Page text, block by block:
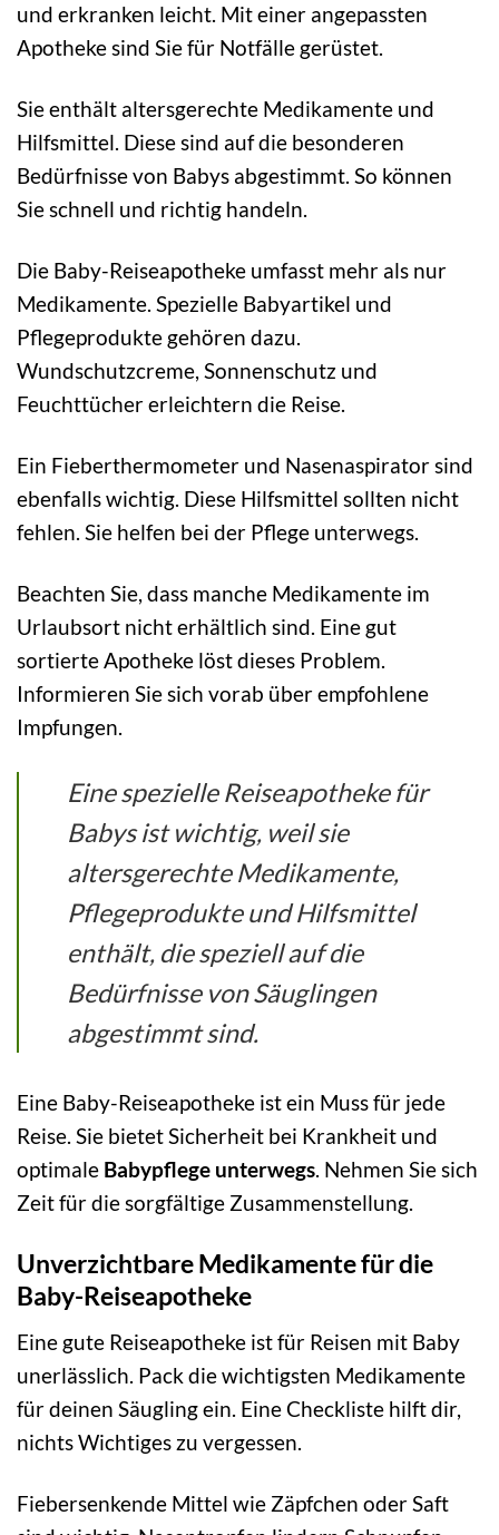
und erkranken leicht. Mit einer angepassten
Apotheke sind Sie für Notfälle gerüstet.
Sie enthält altersgerechte Medikamente und
Hilfsmittel. Diese sind auf die besonderen
Bedürfnisse von Babys abgestimmt. So können
Sie schnell und richtig handeln.
Die Baby-Reiseapotheke umfasst mehr als nur
Medikamente. Spezielle Babyartikel und
Pflegeprodukte gehören dazu.
Wundschutzcreme, Sonnenschutz und
Feuchttücher erleichtern die Reise.
Ein Fieberthermometer und Nasenaspirator sind
ebenfalls wichtig. Diese Hilfsmittel sollten nicht
fehlen. Sie helfen bei der Pflege unterwegs.
Beachten Sie, dass manche Medikamente im
Urlaubsort nicht erhältlich sind. Eine gut
sortierte Apotheke löst dieses Problem.
Informieren Sie sich vorab über empfohlene
Impfungen.
Eine spezielle Reiseapotheke für
Babys ist wichtig, weil sie
altersgerechte Medikamente,
Pflegeprodukte und Hilfsmittel
enthält, die speziell auf die
Bedürfnisse von Säuglingen
abgestimmt sind.
Eine Baby-Reiseapotheke ist ein Muss für jede
Reise. Sie bietet Sicherheit bei Krankheit und
optimale Babypflege unterwegs. Nehmen Sie sich
Zeit für die sorgfältige Zusammenstellung.
Unverzichtbare Medikamente für die
Baby-Reiseapotheke
Eine gute Reiseapotheke ist für Reisen mit Baby
unerlässlich. Pack die wichtigsten Medikamente
für deinen Säugling ein. Eine Checkliste hilft dir,
nichts Wichtiges zu vergessen.
Fiebersenkende Mittel wie Zäpfchen oder Saft